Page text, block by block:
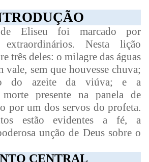
Eliseu foi marcado por
extraordinários. Nesta lição
três deles: o milagre das águas
vale, sem que houvesse chuva;
do azeite da viúva; e a
presente na panela de
por um dos servos do profeta.
estão evidentes a fé, a
unção de Deus sobre o
CENTRAL